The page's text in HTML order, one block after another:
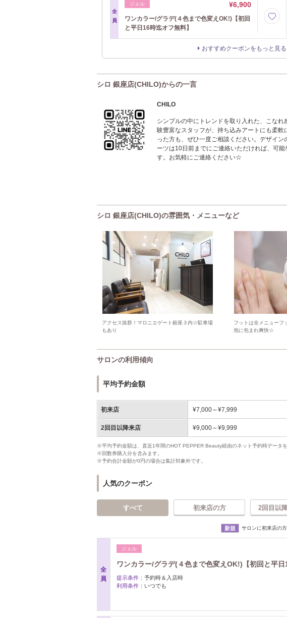
全
員
ジェル ¥6,900
ワンカラー/グラデ(４色まで色変えOK!)【初回
と平日16時迄オフ無料】
おすすめクーポンをもっと見る
シロ 銀座店(CHILO)からの一言
CHILO
シンプルの中にトレンドを取り入れた、こな
験豊富なスタッフが、持ち込みアートにも柔
った方も、ぜひ一度ご相談ください。デザイ
ーツは10日前までにご連絡いただければ、可
す。お気軽にご連絡ください☆
シロ 銀座店(CHILO)の雰囲気・メニューなど
アクセス抜群！マロニエゲート銀座３内☆駐車場
もあり
フットは全メニューフ
泡に包まれ爽快☆
サロンの利用傾向
平均予約金額
初来店 ¥7,000～¥7,999
2回目以降来店 ¥9,000～¥9,999
※平均予約金額は、直近1年間のHOT PEPPER Beauty経由のネット予約時データを
※回数券購入分を含みます。
※予約合計金額が0円の場合は集計対象外です。
人気のクーポン
すべて 初来店の方 2回目以
新規 サロンに初来店の方
全
員
ジェル
ワンカラー/グラデ(４色まで色変えOK!)【初回と平日
提示条件： 予約時＆入店時
利用条件： いつでも